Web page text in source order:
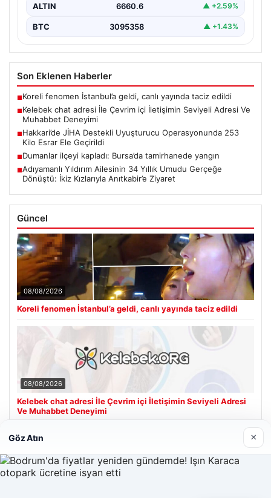
ALTIN 6660.6 ▲ +2.59%
BTC 3095358 ▲ +1.43%
Son Eklenen Haberler
■Koreli fenomen İstanbul’a geldi, canlı yayında taciz edildi
■Kelebek chat adresi İle Çevrim içi İletişimin Seviyeli Adresi Ve
Muhabbet Deneyimi
■Hakkari’de JİHA Destekli Uyuşturucu Operasyonunda 253
Kilo Esrar Ele Geçirildi
■Dumanlar ilçeyi kapladı: Bursa’da tamirhanede yangın
■Adıyamanlı Yıldırım Ailesinin 34 Yıllık Umudu Gerçeğe
Dönüştü: İkiz Kızlarıyla Anıtkabir’e Ziyaret
Güncel
08/08/2026
Koreli fenomen İstanbul’a geldi, canlı yayında taciz edildi
08/08/2026
Kelebek chat adresi İle Çevrim içi İletişimin Seviyeli Adresi
Ve Muhabbet Deneyimi
Son Eklenen Firmalar
Göz Atın ×